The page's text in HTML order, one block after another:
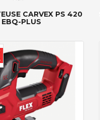
CARVEX PS 420
EBQ-PLUS